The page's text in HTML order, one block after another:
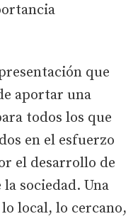
que
aportar una
todos los que
en el esfuerzo
el desarrollo de
sociedad. Una
local, lo cercano,